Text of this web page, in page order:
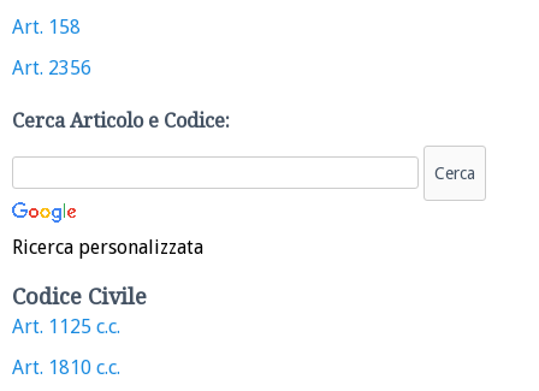
Art. 158
Art. 2356
Cerca Articolo e Codice:
Ricerca personalizzata
Codice Civile
Art. 1125 c.c.
Art. 1810 c.c.